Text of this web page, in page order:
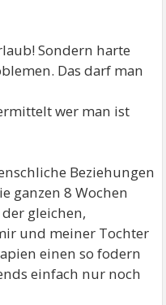
Sondern harte
Das darf man
wer man ist
Beziehungen
ganzen 8 Wochen
gleichen,
und meiner Tochter
einen so fodern
einfach nur noch